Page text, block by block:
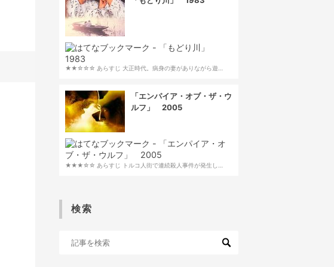
★★☆☆☆ あらすじ 大正時代。病身の妻がありながら遊…
「エンパイア・オブ・ザ・ウ
ルフ」 2005
★★★☆☆ あらすじ トルコ人街で連続殺人事件が発生し…
検索